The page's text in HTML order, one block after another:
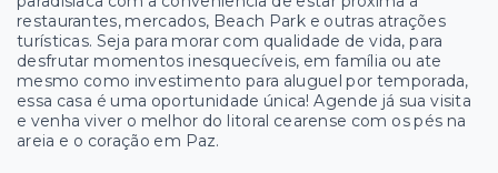
restaurantes, mercados, Beach Park e outras atrações
turísticas. Seja para morar com qualidade de vida, para
desfrutar momentos inesquecíveis, em família ou ate
mesmo como investimento para aluguel por temporada,
essa casa é uma oportunidade única! Agende já sua visita
e venha viver o melhor do litoral cearense com os pés na
areia e o coração em Paz.